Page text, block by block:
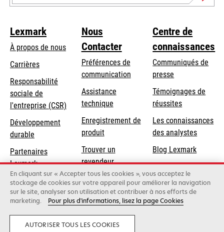
Lexmark
À propos de nous
Carrières
s’ouvre
dans
un
nouvel
onglet
Responsabilité
sociale de
l'entreprise (CSR) s’ouvre
onglet
Développement
durable
Partenaires
Lexmark
Nous
Contacter
Préférences de
communication
s’ouvre
dans
un
nouvel
onglet
Assistance
techniques’ouvre
un
onglet
Enregistrement de
produit
Trouver un
revendeur
Centre de
connaissances
Communiqués de
presse
Témoignages de
réussites
Les connaissances
des analystes
Blog Lexmark
Lexmark International, Inc., une entreprise Xerox
©2026 Tous droits réservés.
Politique de confidentialité
En cliquant sur « Accepter tous les cookies », vous acceptez le
stockage de cookies sur votre appareil pour améliorer la navigation
sur le site, analyser son utilisation et contribuer à nos efforts de
marketing.
Pour plus d'informations, lisez la page Cookies
AUTORISER TOUS LES COOKIES